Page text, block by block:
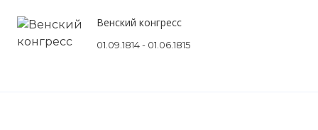
Венский конгресс
01.09.1814 - 01.06.1815